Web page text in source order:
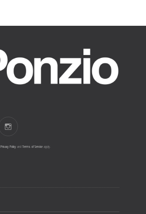
Privacy PolicyandTerms of Serviceapply.